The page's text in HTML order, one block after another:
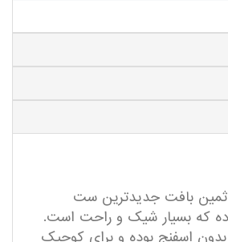
ثمین بافت جدیدترین ست
که بسیار شیک و راحت است.
اسفنج بوده و برای کوچیک